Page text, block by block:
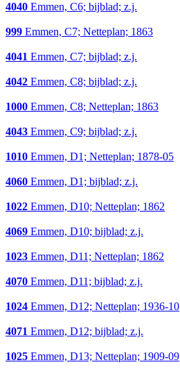
4040 Emmen, C6; bijblad; z.j.
999 Emmen, C7; Netteplan; 1863
4041 Emmen, C7; bijblad; z.j.
4042 Emmen, C8; bijblad; z.j.
1000 Emmen, C8; Netteplan; 1863
4043 Emmen, C9; bijblad; z.j.
1010 Emmen, D1; Netteplan; 1878-05
4060 Emmen, D1; bijblad; z.j.
1022 Emmen, D10; Netteplan; 1862
4069 Emmen, D10; bijblad; z.j.
1023 Emmen, D11; Netteplan; 1862
4070 Emmen, D11; bijblad; z.j.
1024 Emmen, D12; Netteplan; 1936-10
4071 Emmen, D12; bijblad; z.j.
1025 Emmen, D13; Netteplan; 1909-09